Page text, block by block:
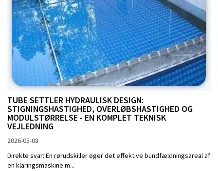
TUBE SETTLER HYDRAULISK DESIGN:
STIGNINGSHASTIGHED, OVERLØBSHASTIGHED OG
MODULSTØRRELSE - EN KOMPLET TEKNISK
VEJLEDNING
2026-05-08
Direkte svar: En rørudskiller øger det effektive bundfældningsareal af
en klaringsmaskine m...